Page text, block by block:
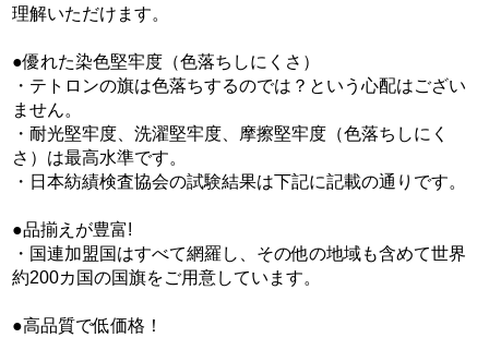
理解いただけます。
●優れた染色堅牢度（色落ちしにくさ）
・テトロンの旗は色落ちするのでは？という心配はござい
ません。
・耐光堅牢度、洗濯堅牢度、摩擦堅牢度（色落ちしにく
さ）は最高水準です。
・日本紡績検査協会の試験結果は下記に記載の通りです。
●品揃えが豊富!
・国連加盟国はすべて網羅し、その他の地域も含めて世界
約200カ国の国旗をご用意しています。
●高品質で低価格！